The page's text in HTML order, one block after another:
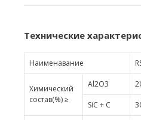
Технические
Наименавание
Химический
состав(%) ≥
Al2O3
SiC + C